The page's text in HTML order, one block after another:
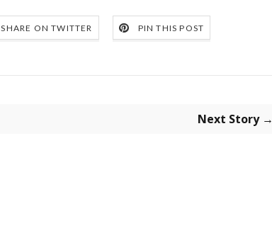
SHARE ON TWITTER PIN THIS POST
Next Story →